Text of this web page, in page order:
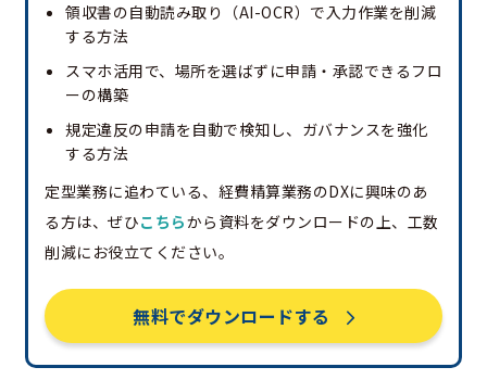
領収書の自動読み取り（AI-OCR）で入力作業を削減
する方法
スマホ活用で、場所を選ばずに申請・承認できるフロ
ーの構築
規定違反の申請を自動で検知し、ガバナンスを強化
する方法
定型業務に追わている、経費精算業務のDXに興味のあ
る方は、ぜひこちらから資料をダウンロードの上、工数
削減にお役立てください。
無料でダウンロードする